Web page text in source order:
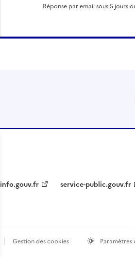
Réponse par email sous 5 jours
info.gouv.fr service-public.gouv.fr
Gestion des cookies